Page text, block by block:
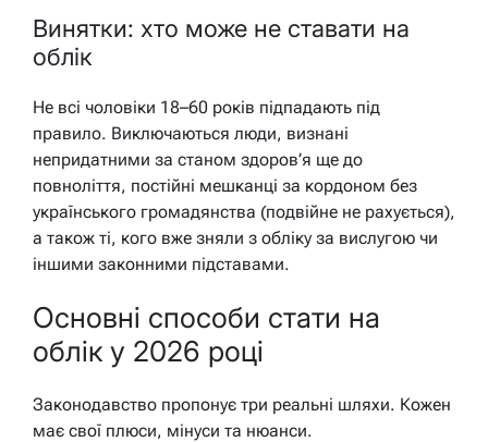
Винятки: хто може не ставати на
облік
Не всі чоловіки 18–60 років підпадають під
правило. Виключаються люди, визнані
непридатними за станом здоров’я ще до
повноліття, постійні мешканці за кордоном без
українського громадянства (подвійне не рахується),
а також ті, кого вже зняли з обліку за вислугою чи
іншими законними підставами.
Основні способи стати на
облік у 2026 році
Законодавство пропонує три реальні шляхи. Кожен
має свої плюси, мінуси та нюанси.